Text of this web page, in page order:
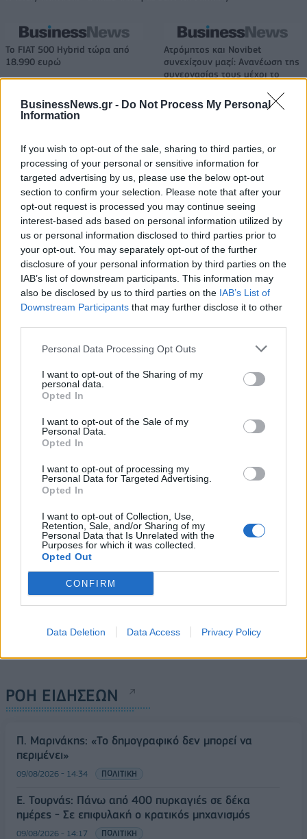
BusinessNews.gr - Do Not Process My Personal
Information
If you wish to opt-out of the sale, sharing to third parties, or
processing of your personal or sensitive information for
targeted advertising by us, please use the below opt-out
section to confirm your selection. Please note that after your
opt-out request is processed you may continue seeing
interest-based ads based on personal information utilized by
us or personal information disclosed to third parties prior to
your opt-out. You may separately opt-out of the further
disclosure of your personal information by third parties on the
IAB’s list of downstream participants. This information may
also be disclosed by us to third parties on the IAB’s List of
Downstream Participants that may further disclose it to other
Personal Data Processing Opt Outs
I want to opt-out of the Sharing of my
personal data.
Opted In
I want to opt-out of the Sale of my
Personal Data.
Opted In
I want to opt-out of processing my
Personal Data for Targeted Advertising.
Opted In
I want to opt-out of Collection, Use,
Retention, Sale, and/or Sharing of my
Personal Data that Is Unrelated with the
Purposes for which it was collected.
Opted Out
CONFIRM
Data Deletion Data Access Privacy Policy
Το FIAT 500 Hybrid τώρα από
18.990 ευρώ
Ατρόμητος και Novibet
συνεχίζουν μαζί: Ανανέωση της
συνεργασίας τους μέχρι το
FTSE4Good
Alpha Bank: Για πρώτη φορά το Αρχαίο Θέατρο Επιδαύρου άνοιξε τις
πύλες του σε όλους
ΠΕΡΙΣΣΌΤΕΡΑ ΣΕ ΑΥΤΉ ΤΗΝ ΚΑΤΗΓΟΡΊΑ
η καταβολή ενίσχυσης
ειδικού σκοπού σε 424
04/06/2020 - 15:50
Κομισιόν: Η Galileo Green
εμπορευμάτων
ΡΟΗ ΕΙΔΗΣΕΩΝ
Π. Μαρινάκης: «Το δημογραφικό δεν μπορεί να
περιμένει»
09/08/2026 - 14:34 ΠΟΛΙΤΙΚΗ
Ε. Τουρνάς: Πάνω από 400 πυρκαγιές σε δέκα
ημέρες - Σε επιφυλακή ο κρατικός μηχανισμός
09/08/2026 - 14:17 ΠΟΛΙΤΙΚΗ